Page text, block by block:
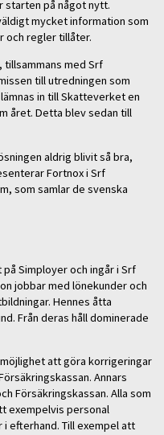
starten på något nytt.
mycket information som
och regler tillåter.
tillsammans med Srf
till utredningen som
in till Skatteverket en
året. Detta blev sedan till
aldrig blivit så bra,
Fortnox i Srf
som samlar de svenska
Simployer och ingår i Srf
jobbar med lönekunder och
Hennes åtta
Från deras håll dominerade
att göra korrigeringar
Annars
Försäkringskassan. Alla som
exempelvis personal
efterhand. Till exempel att